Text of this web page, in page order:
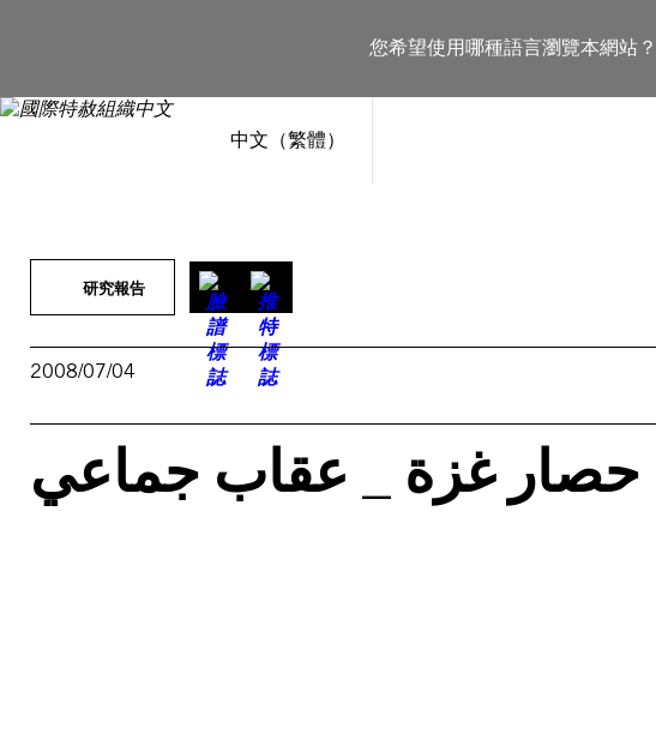
您希望使用哪種語言瀏覽本網站？
中文（繁體）
內
研究報告
2008/07/04
حصار غزة _ عقاب جماعي